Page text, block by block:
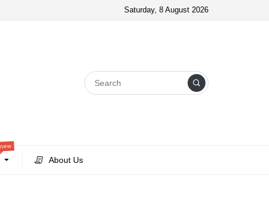
Saturday, 8 August 2026
new
About Us